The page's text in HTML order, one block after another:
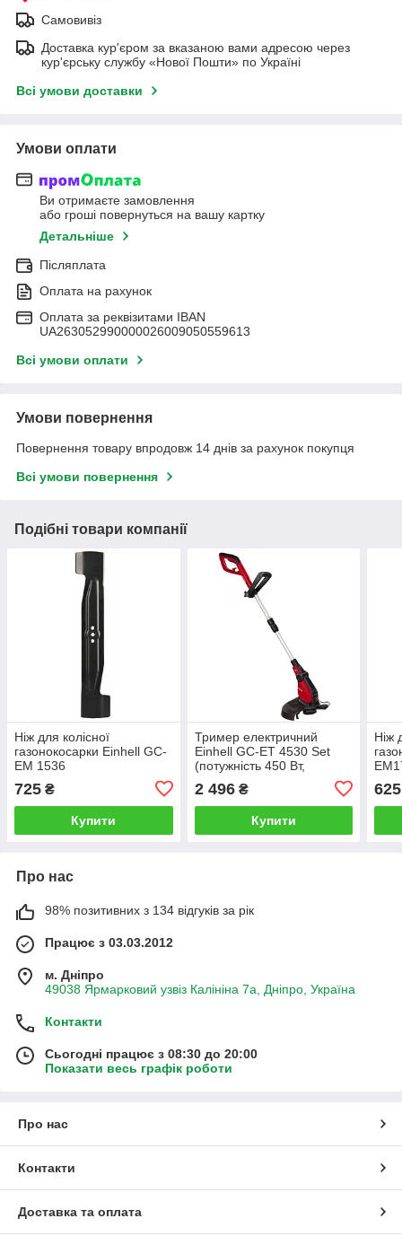
Самовивіз
Доставка кур'єром за вказаною вами адресою через
кур'єрську службу «Нової Пошти» по Україні
Всі умови доставки
Умови оплати
Ви отримаєте замовлення
або гроші повернуться на вашу картку
Детальніше
Післяплата
Оплата на рахунок
Оплата за реквізитами IBAN
UA263052990000026009050559613
Всі умови оплати
Умови повернення
Повернення товару впродовж 14 днів за рахунок покупця
Всі умови повернення
Подібні товари компанії
Ніж для колісної
газонокосарки Einhell GC-
EM 1536
725 ₴
Купити
Тример електричний
Einhell GC-ET 4530 Set
(потужність 450 Вт,
скошування 300 мм.)
2 496₴
Купити
Ніж
625
Про нас
98% позитивних з 134 відгуків за рік
Працює з 03.03.2012
м. Дніпро
49038 Ярмарковий узвіз Калініна 7а, Дніпро, Україна
Контакти
Сьогодні працює з 08:30 до 20:00
Показати весь графік роботи
Про нас
Контакти
Доставка та оплата